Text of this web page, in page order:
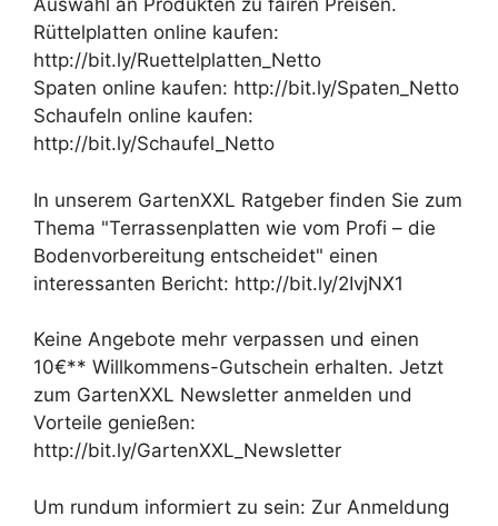
Auswahl an Produkten zu fairen Preisen.
Rüttelplatten online kaufen:
http://bit.ly/Ruettelplatten_Netto
Spaten online kaufen: http://bit.ly/Spaten_Netto
Schaufeln online kaufen:
http://bit.ly/Schaufel_Netto
In unserem GartenXXL Ratgeber finden Sie zum
Thema "Terrassenplatten wie vom Profi – die
Bodenvorbereitung entscheidet" einen
interessanten Bericht: http://bit.ly/2IvjNX1
Keine Angebote mehr verpassen und einen
10€** Willkommens-Gutschein erhalten. Jetzt
zum GartenXXL Newsletter anmelden und
Vorteile genießen:
http://bit.ly/GartenXXL_Newsletter
Um rundum informiert zu sein: Zur Anmeldung